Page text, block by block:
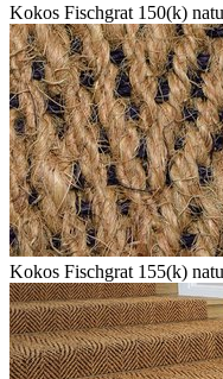
Kokos Fischgrat 150(k)
Kokos Fischgrat 155(k)